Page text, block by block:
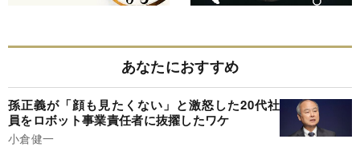
あなたにおすすめ
孫正義が「顔も見たくない」と激怒した20代社
員をロボット事業責任者に抜擢したワケ
小倉健一